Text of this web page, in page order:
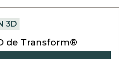
3D
de Transform®